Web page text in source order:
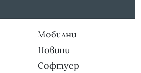
Мобилни
Новини
Софтуер